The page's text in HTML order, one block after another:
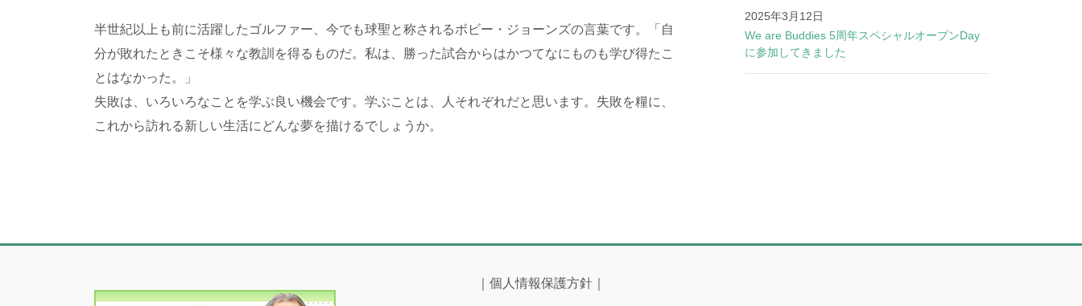
半世紀以上も前に活躍したゴルファー、今でも球聖と称されるボビー・ジョーンズの言葉です。「自
分が敗れたときこそ様々な教訓を得るものだ。私は、勝った試合からはかつてなにものも学び得たこ
とはなかった。」
失敗は、いろいろなことを学ぶ良い機会です。学ぶことは、人それぞれだと思います。失敗を糧に、
これから訪れる新しい生活にどんな夢を描けるでしょうか。
We are Buddies 5周年スペシャルオープンDay
に参加してきました
2025年3月12日
個人情報保護方針